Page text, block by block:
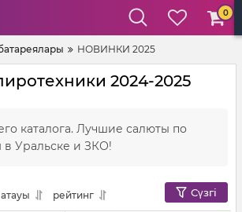
0
НОВИНКИ 2025
2024-2025
каталога. Лучшие салюты по
в Уральске и ЗКО!
атауы рейтинг Сүзгі